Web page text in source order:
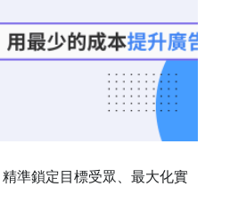
準鎖定目標受眾、最大化實